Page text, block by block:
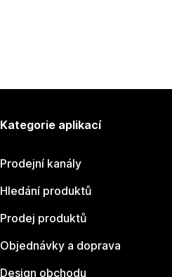
Kategorie aplikací
Prodejní kanály
Hledání produktů
Prodej produktů
Objednávky a doprava
Design obchodu